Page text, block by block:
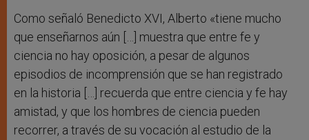
Como señaló Benedicto XVI, Alberto «tiene mucho
que enseñarnos aún […] muestra que entre fe y
ciencia no hay oposición, a pesar de algunos
episodios de incomprensión que se han registrado
en la historia […] recuerda que entre ciencia y fe hay
amistad, y que los hombres de ciencia pueden
recorrer, a través de su vocación al estudio de la